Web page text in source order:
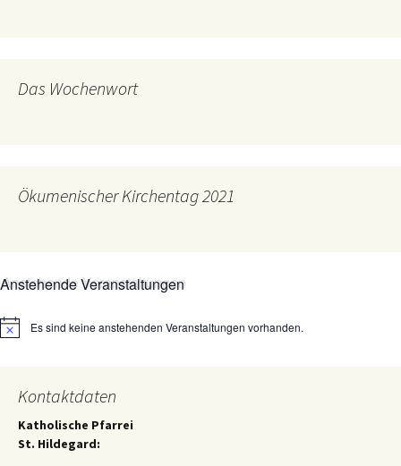
Das Wochenwort
Ökumenischer Kirchentag 2021
Anstehende Veranstaltungen
HinweisEs sind keine anstehenden Veranstaltungen vorhanden.
Kontaktdaten
Katholische Pfarrei
St. Hildegard: